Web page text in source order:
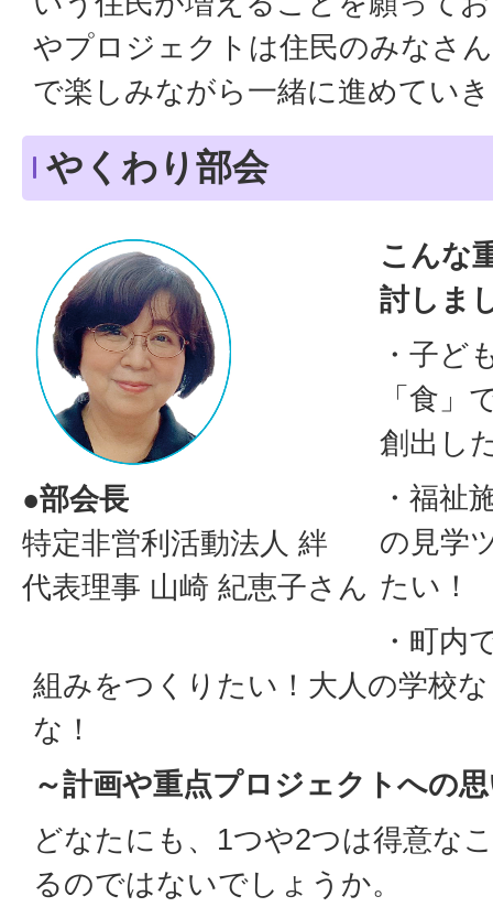
やプロジェクトは住民のみなさ
で楽しみながら一緒に進めてい
やくわり部会
●部会長
特定非営利活動法人 絆
代表理事 山崎 紀恵子さん
こんな
討しま
・子ど
「食」
創出し
・福祉
の見学
たい！
・町内
組みをつくりたい！大人の学校
な！
～計画や重点プロジェクトへの
どなたにも、1つや2つは得意な
るのではないでしょうか。